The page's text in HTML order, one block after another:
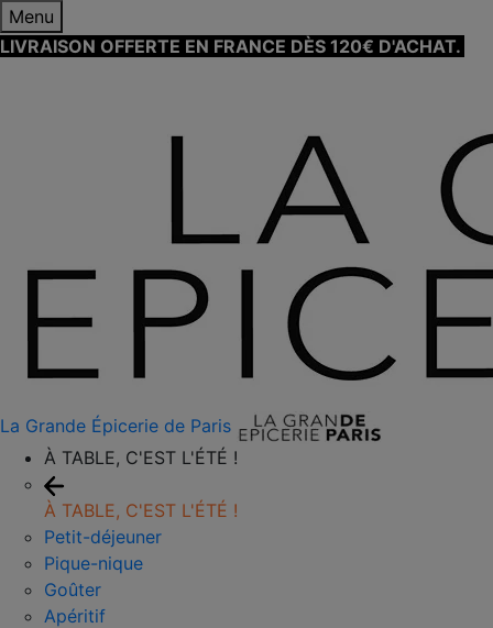
Menu
LIVRAISON OFFERTE EN FRANCE DÈS 120€ D'ACHAT.
La Grande Épicerie de Paris
À TABLE, C'EST L'ÉTÉ !
À TABLE, C'EST L'ÉTÉ !
Petit-déjeuner
Pique-nique
Goûter
Apéritif